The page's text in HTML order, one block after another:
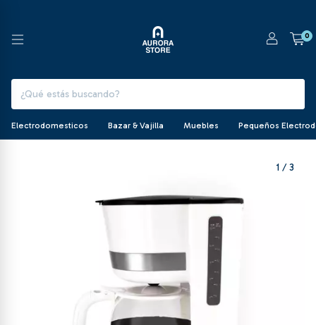
0
Electrodomesticos Bazar & Vajilla Muebles Pequeños
1 /3